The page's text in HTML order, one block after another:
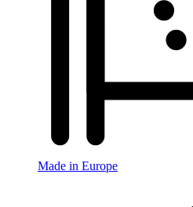
Made in Europe